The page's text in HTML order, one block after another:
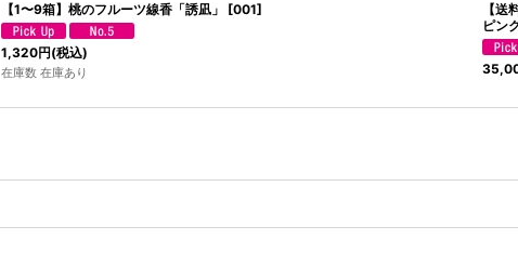
【1〜9箱】桃のフルーツ線香「誘凪」 [001]
1,320円(税込)
在庫数 在庫あり
【送
ピン